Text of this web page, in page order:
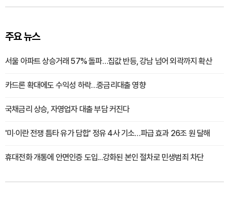
주요 뉴스
서울 아파트 상승거래 57% 돌파…집값 반등, 강남 넘어 외곽까지 확산
카드론 확대에도 수익성 하락…중금리대출 영향
국채금리 상승, 자영업자 대출 부담 커진다
'미·이란 전쟁 틈타 유가 담합' 정유 4사 기소…파급 효과 26조 원 달해
휴대전화 개통에 안면인증 도입...강화된 본인 절차로 민생범죄 차단